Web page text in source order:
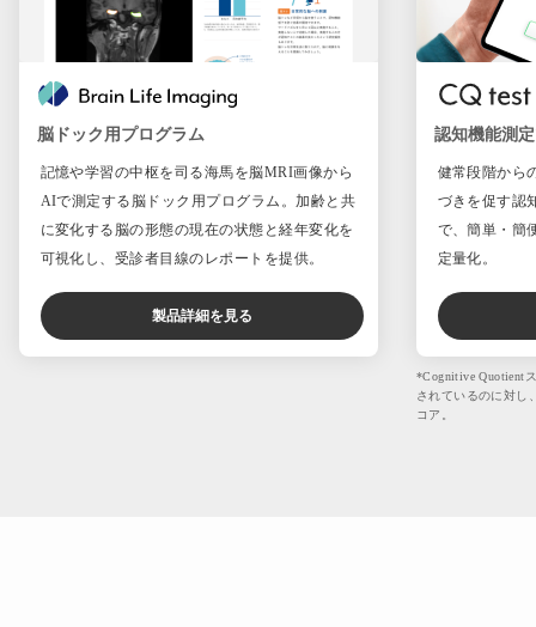
脳ドック用プログラム
記憶や学習の中枢を司る海馬を脳MRI画像から
AIで測定する脳ドック用プログラム。加齢と共
に変化する脳の形態の現在の状態と経年変化を
可視化し、受診者目線のレポートを提供。
製品詳細を見る
認知機能測
健常段階から
づきを促す認
で、簡単・簡
定量化。
*Cognitive Quotient
されているのに対し
コア。